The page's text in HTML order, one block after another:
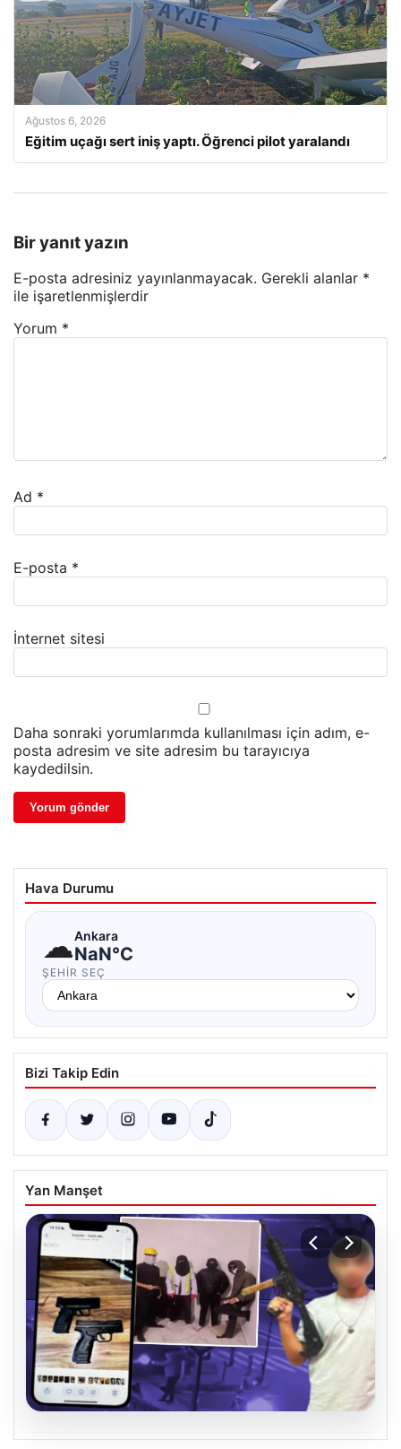
Ağustos 6, 2026
Eğitim uçağı sert iniş yaptı. Öğrenci pilot yaralandı
Bir yanıt yazın
E-posta adresiniz yayınlanmayacak. Gerekli alanlar *
ile işaretlenmişlerdir
Yorum *
Ad *
E-posta *
İnternet sitesi
Daha sonraki yorumlarımda kullanılması için adım, e-
posta adresim ve site adresim bu tarayıcıya
kaydedilsin.
Hava Durumu
☁Ankara
NaN°C
ŞEHIR SEÇ
Bizi Takip Edin
Yan Manşet